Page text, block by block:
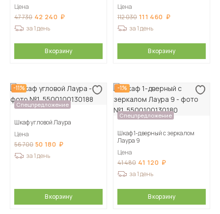
Цена
47 730 42 240
за 1 день
В корзину
Цена
112 030 111 460
за 1 день
В корзину
-11%
Спецпредложение
Шкаф угловой Лаура
Цена
56 700 50 180
за 1 день
В корзину
-1%
Спецпредложение
Шкаф 1-дверный с зеркалом
Лаура 9
Цена
41 480 41 120
за 1 день
В корзину